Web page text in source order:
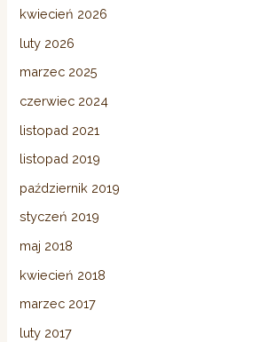
kwiecień 2026
luty 2026
marzec 2025
czerwiec 2024
listopad 2021
listopad 2019
październik 2019
styczeń 2019
maj 2018
kwiecień 2018
marzec 2017
luty 2017